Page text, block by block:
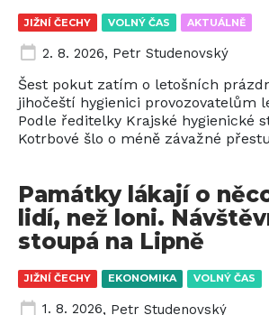
JIŽNÍ ČECHY VOLNÝ ČAS AKTUÁLNĚ
2. 8. 2026, Petr Studenovský
Šest pokut zatím o letošních
jihočeští hygienici provozovatelům
Podle ředitelky Krajské hygienické
Kotrbové šlo o méně závažné
JIŽNÍ ČECHY EKONOMIKA VOLNÝ ČAS
Památky lákají o
lidí, než loni.
stoupá na Lipně
1. 8. 2026, Petr Studenovský